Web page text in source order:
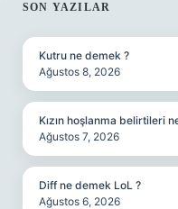
SIDEBAR
SON YAZILAR
Kutru ne demek ?
Ağustos 8, 2026
Kızın hoşlanma belirtileri
Ağustos 7, 2026
Diff ne demek LoL ?
Ağustos 6, 2026